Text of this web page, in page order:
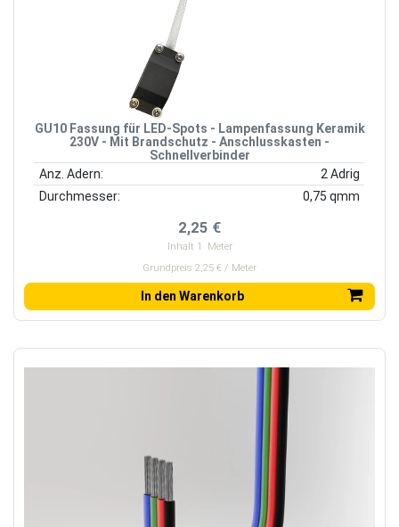
GU10 Fassung für LED-Spots - Lampenfassung Keramik
230V - Mit Brandschutz - Anschlusskasten -
Schnellverbinder
Anz. Adern:
2 Adrig
Durchmesser:
0,75 qmm
2,25 €
Inhalt 1
Meter
Grundpreis 2,25 € / Meter
In den Warenkorb